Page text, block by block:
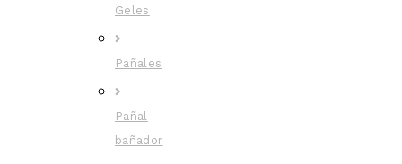
Geles
Pañales
Pañal
bañador